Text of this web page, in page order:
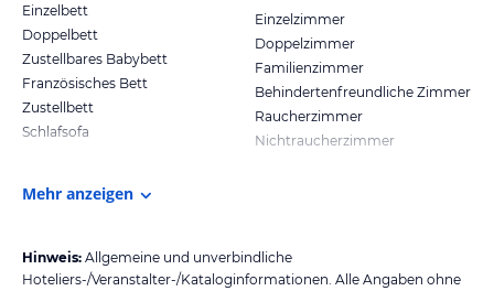
Einzelbett
Doppelbett
Zustellbares Babybett
Französisches Bett
Zustellbett
Schlafsofa
Einzelzimmer
Doppelzimmer
Familienzimmer
Behindertenfreundliche Zimmer
Raucherzimmer
Nichtraucherzimmer
Mehr anzeigen
Hinweis: Allgemeine und unverbindliche
Hoteliers-/Veranstalter-/Kataloginformationen. Alle Angaben ohne